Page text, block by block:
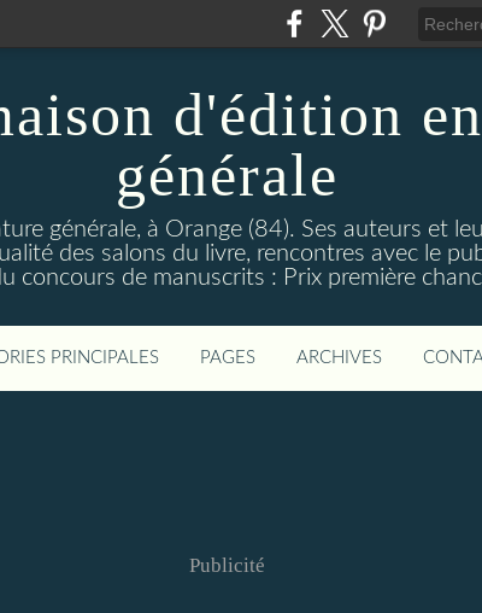
d'édition
générale
générale, à Orange (84). Ses auteurs et
des salons du livre, rencontres avec le
concours de manuscrits : Prix première
PRINCIPALES PAGES ARCHIVES
Publicité